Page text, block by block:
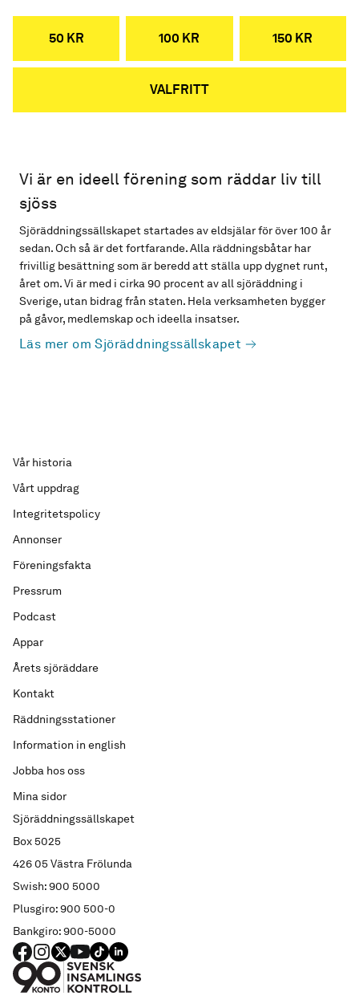
50 KR 100 KR 150 KR
VALFRITT
Vi är en ideell förening som räddar liv till
sjöss
Sjöräddningssällskapet startades av eldsjälar för över 100 år
sedan. Och så är det fortfarande. Alla räddningsbåtar har
frivillig besättning som är beredd att ställa upp dygnet runt,
året om. Vi är med i cirka 90 procent av all sjöräddning i
Sverige, utan bidrag från staten. Hela verksamheten bygger
på gåvor, medlemskap och ideella insatser.
Läs mer om Sjöräddningssällskapet
Sjöräddningssällskapet
Box 5025
426 05 Västra Frölunda
Swish: 900 5000
Plusgiro: 900 500-0
Bankgiro: 900-5000
Vår historia
Vårt uppdrag
Integritetspolicy
Annonser
Föreningsfakta
Pressrum
Podcast
Appar
Årets sjöräddare
Kontakt
Räddningsstationer
Information in english
Jobba hos oss
Mina sidor
FACEBOOK
Instagram
X YouTube
TIKTOKLINKED IN